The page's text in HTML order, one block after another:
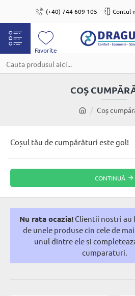
(+40) 744 609 105 Contul
Cauta
COȘ
homeCoș
Coșul tău de cumpărături este gol!
CONTINUĂ
Nu rata ocazia!Clientii nostri au
de unele produse cin cele de
unul dintre ele si
cumparaturi.